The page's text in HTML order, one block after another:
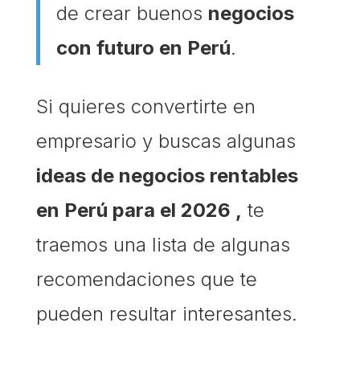
de crear buenos negocios
con futuro en Perú.
Si quieres convertirte en
empresario y buscas algunas
ideas de negocios rentables
en Perú para el 2026 , te
traemos una lista de algunas
recomendaciones que te
pueden resultar interesantes.